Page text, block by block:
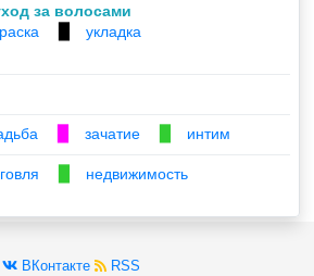
за волосами
укладка
зачатие интим
недвижимость
ВКонтакте
RSS